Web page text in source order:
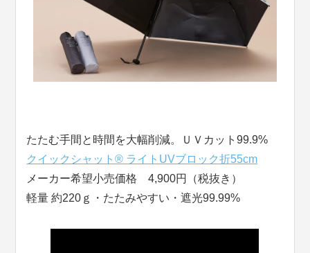
たたむ手間と時間を大幅削減。ＵＶカット99.9%
クイックシャット® ライトUVブロック折55cm
メーカー希望小売価格 4,900円（税抜き）
軽量 約220ｇ・たたみやすい・遮光99.99%